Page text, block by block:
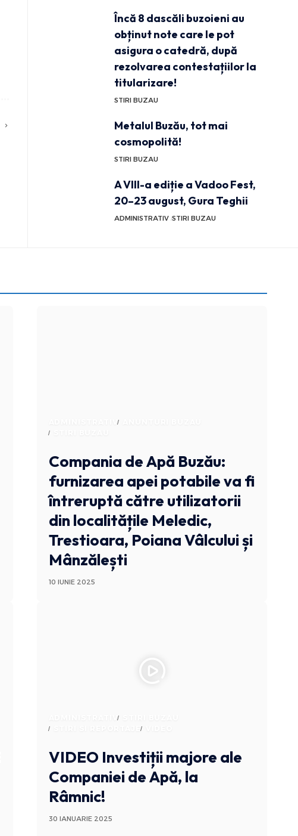
Încă 8 dascăli buzoieni au
obținut note care le pot
asigura o catedră, după
rezolvarea contestațiilor la
titularizare!
STIRI BUZAU
Metalul Buzău, tot mai
cosmopolită!
STIRI BUZAU
A VIII-a ediție a Vadoo Fest,
20–23 august, Gura Teghii
ADMINISTRATIV STIRI BUZAU
ADMINISTRATIV
Compania de Apă Buzău:
furnizarea apei potabile va fi
întreruptă către utilizatorii
din localitățile Meledic,
Trestioara, Poiana Vâlcului și
Mânzălești
10 IUNIE 2025
ADMINISTRATIV
STIRI SI REPORTAJE
VIDEO Investiții majore ale
Companiei de Apă, la
Râmnic!
30 IANUARIE 2025